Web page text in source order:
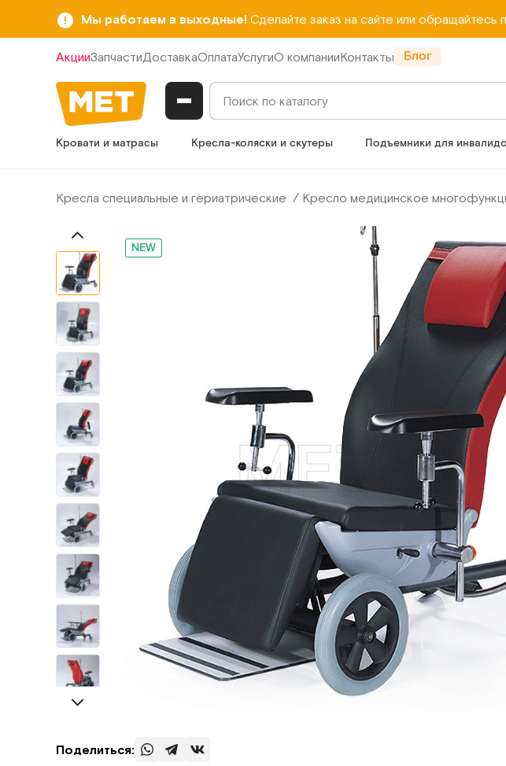
Мы работаем в выходные! Сделайте заказ на сайте или обращайтесь
АкцииЗапчастиДоставкаОплатаУслугиО компанииКонтакты Блог
Кровати и матрасы Кресла-коляски и скутеры Подъемники для
Кресла специальные и гериатрические Кресло медицинское
NEW
Поделиться: